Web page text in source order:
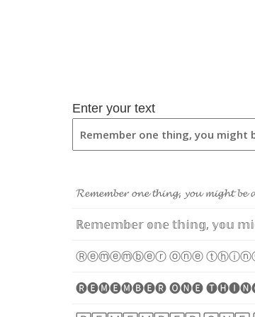
Enter your text
𝓡𝓮𝓶𝓮𝓶𝓫𝓮𝓻 𝓸𝓷𝓮 𝓽𝓱𝓲𝓷𝓰, 𝔂𝓸𝓾 𝓶𝓲𝓰𝓱𝓽 𝓫𝓮
ℝ𝕖𝕞𝕖𝕞𝕓𝕖𝕣 𝕠𝕟𝕖 𝕥𝕙𝕚𝕟𝕘, 𝕪𝕠𝕦 𝕞𝕚
Ⓡⓔⓜⓔⓜⓑⓔⓡⓞⓝⓔⓣⓗⓘⓝ
🅡🅔🅜🅔🅜🅑🅔🅡🅞🅝🅔🅣🅗🅘🅝